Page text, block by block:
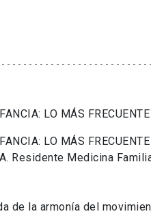
LO MÁS
LO MÁS
Residente Medicina
de la armonía del